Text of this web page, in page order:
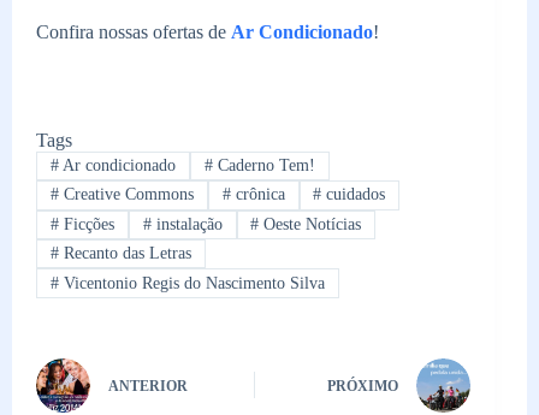
Confira nossas ofertas de Ar Condicionado!
Tags
#Ar condicionado #Caderno Tem!
#Creative Commons #crônica # cuidados
#Ficções #instalação # Oeste Notícias
#Recanto das Letras
#Vicentonio Regis do Nascimento Silva
ANTERIOR PRÓXIMO